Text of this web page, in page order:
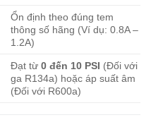
Ổn định theo đúng tem
thông số hãng (Ví dụ: 0.8A –
1.2A)
Đạt từ0 đến 10 PSI (Đối với
ga R134a) hoặc áp suất âm
(Đối với R600a)